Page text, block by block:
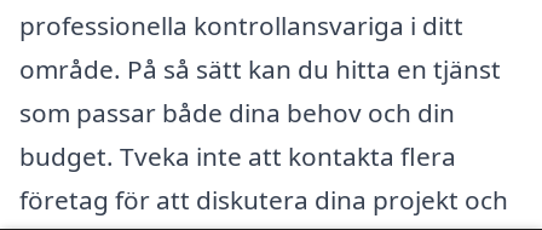
professionella kontrollansvariga i ditt
område. På så sätt kan du hitta en tjänst
som passar både dina behov och din
budget. Tveka inte att kontakta flera
företag för att diskutera dina projekt och